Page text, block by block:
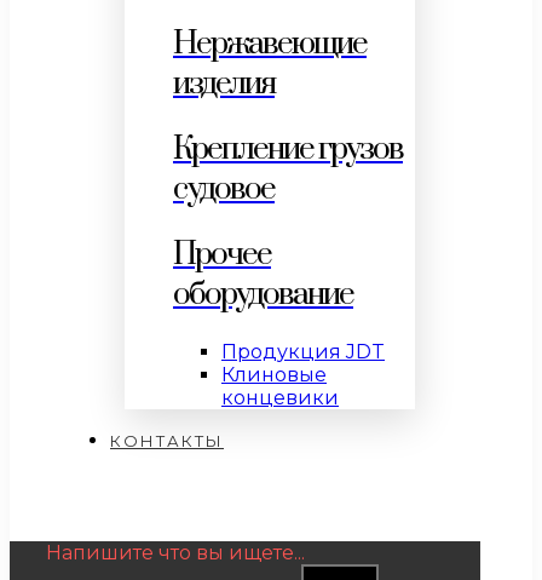
Нержавеющие
изделия
Крепление грузов
судовое
Прочее
оборудование
Продукция JDT
Клиновые
концевики
КОНТАКТЫ
Напишите что вы ищете...